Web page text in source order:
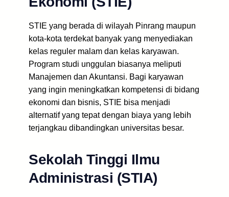
STIE yang berada di wilayah Pinrang maupun
kota-kota terdekat banyak yang menyediakan
kelas reguler malam dan kelas karyawan.
Program studi unggulan biasanya meliputi
Manajemen dan Akuntansi. Bagi karyawan
yang ingin meningkatkan kompetensi di bidang
ekonomi dan bisnis, STIE bisa menjadi
alternatif yang tepat dengan biaya yang lebih
terjangkau dibandingkan universitas besar.
Sekolah Tinggi Ilmu
Administrasi (STIA)